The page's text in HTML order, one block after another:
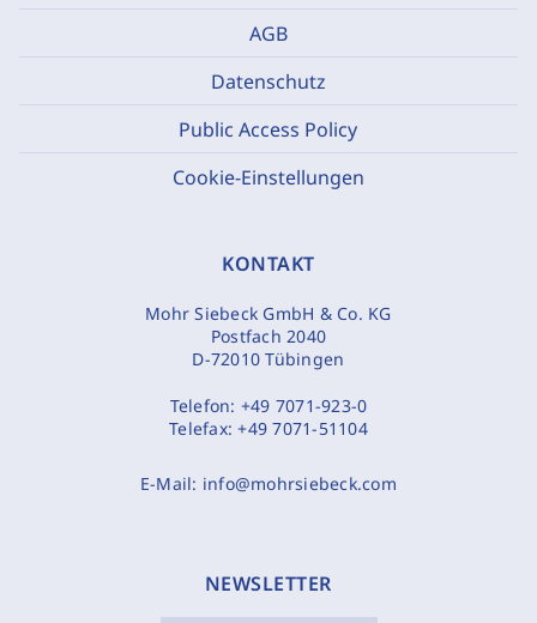
AGB
Datenschutz
Public Access Policy
Cookie-Einstellungen
KONTAKT
Mohr Siebeck GmbH & Co. KG
Postfach 2040
D-72010 Tübingen
Telefon: +49 7071-923-0
Telefax:+49 7071-51104
E-Mail: info@mohrsiebeck.com
NEWSLETTER